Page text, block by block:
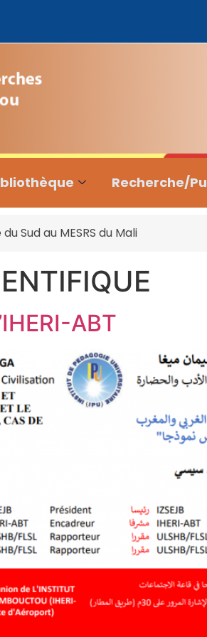
Recherche/
Sud au MESRS du Mali
ABT